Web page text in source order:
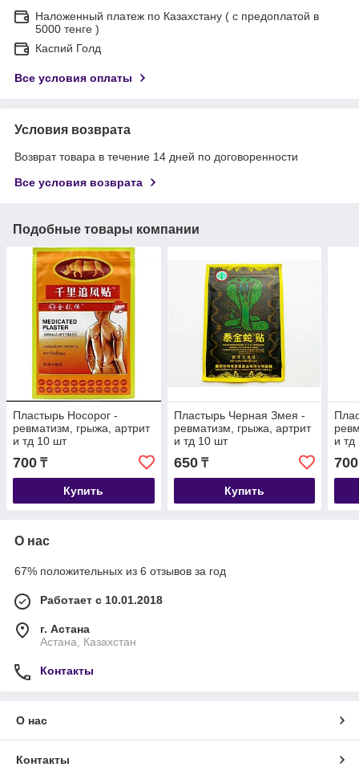
Наложенный платеж по Казахстану ( с предоплатой в
5000 тенге )
Каспий Голд
Все условия оплаты
Условия возврата
Возврат товара в течение 14 дней по договоренности
Все условия возврата
Подобные товары компании
Пластырь Носорог -
ревматизм, грыжа, артрит
и тд 10 шт
700 ₸
Купить
Пластырь Черная Змея -
ревматизм, грыжа, артрит
и тд 10 шт
650₸
Купить
и
700
О нас
67% положительных из 6 отзывов за год
Работает с 10.01.2018
г. Астана
Астана, Казахстан
Контакты
О нас
Контакты